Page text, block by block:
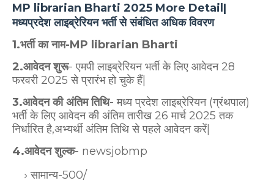
MP librarian Bharti 2025 More Detail|
मध्यप्रदेश लाइब्रेरियन भर्ती से संबंधित अधिक विवरण
1.भर्ती का नाम-MP librarian Bharti
2.आवेदन शुरू- एमपी लाइब्रेरियन भर्ती के लिए आवेदन 28
फरवरी 2025 से प्रारंभ हो चुके हैं|
3.आवेदन की अंतिम तिथि- मध्य प्रदेश लाइब्रेरियन (ग्रंथपाल)
भर्ती के लिए आवेदन की अंतिम तारीख 26 मार्च 2025 तक
निर्धारित है,अभ्यर्थी अंतिम तिथि से पहले आवेदन करें|
4.आवेदन शुल्क- newsjobmp
सामान्य-500/